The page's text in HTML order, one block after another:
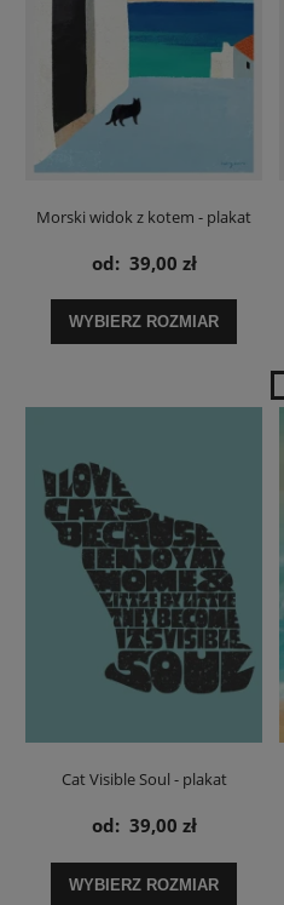
Morski widok z kotem - plakat
od: 39,00 zł
WYBIERZ ROZMIAR
Cat Visible Soul - plakat
od: 39,00 zł
WYBIERZ ROZMIAR